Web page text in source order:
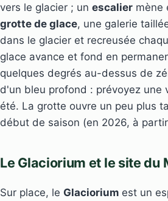
vers le glacier ; un escalier mène
grotte de glace, une galerie
dans le glacier et recreusée
glace avance et fond en
quelques degrés au-dessus de
d'un bleu profond : prévoyez une
été. La grotte ouvre un peu plus
début de saison (en 2026, à
Le Glaciorium et le site du
Sur place, le Glaciorium est un